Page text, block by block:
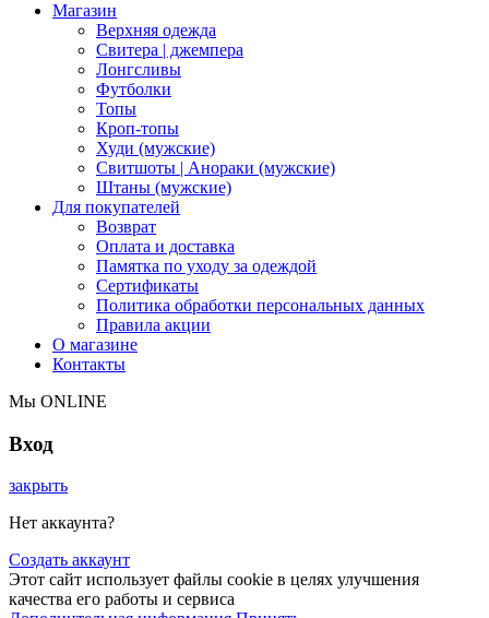
Магазин
Верхняя одежда
Свитера | джемпера
Лонгсливы
Футболки
Топы
Кроп-топы
Худи (мужские)
Свитшоты | Анораки (мужские)
Штаны (мужские)
Для покупателей
Возврат
Оплата и доставка
Памятка по уходу за одеждой
Сертификаты
Политика обработки персональных данных
Правила акции
О магазине
Контакты
Мы ONLINE
Вход
закрыть
Нет аккаунта?
Создать аккаунт
Этот сайт использует файлы cookie в целях улучшения
качества его работы и сервиса